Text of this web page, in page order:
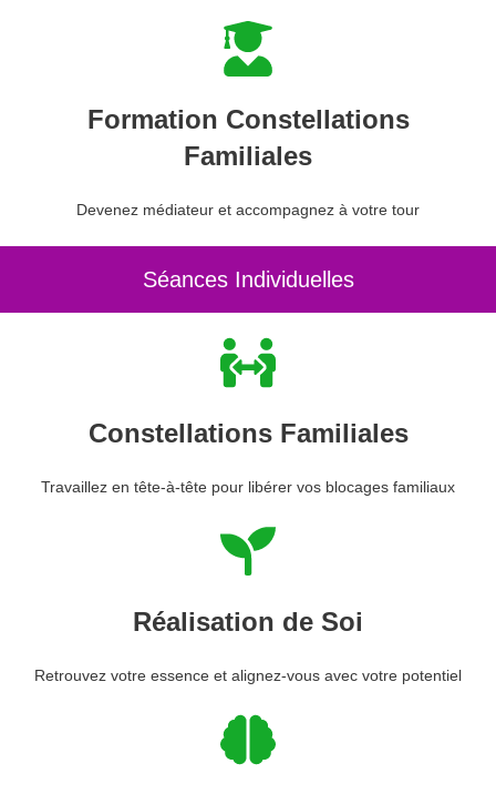
Formation Constellations
Familiales
Devenez médiateur et accompagnez à votre tour
Séances Individuelles
Constellations Familiales
Travaillez en tête-à-tête pour libérer vos blocages familiaux
Réalisation de Soi
Retrouvez votre essence et alignez-vous avec votre potentiel